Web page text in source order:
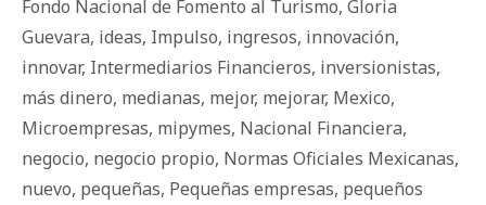
Fondo Nacional de Fomento al Turismo, Gloria
Guevara, ideas, Impulso, ingresos, innovación,
innovar, Intermediarios Financieros, inversionistas,
más dinero, medianas, mejor, mejorar, Mexico,
Microempresas, mipymes, Nacional Financiera,
negocio, negocio propio, Normas Oficiales Mexicanas,
nuevo, pequeñas, Pequeñas empresas, pequeños